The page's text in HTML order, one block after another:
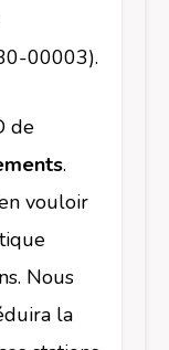
00003).
de
.
vouloir
Nous
la